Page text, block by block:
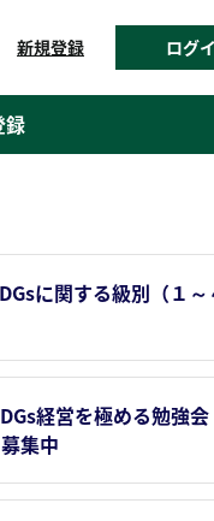
新規登録 ログ
録
に関する級別（１～
経営を極める勉強
集中